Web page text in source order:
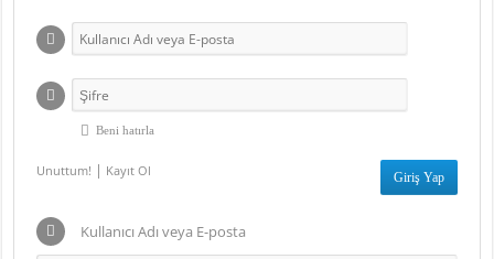
Beni hatırla
Unuttum! | Kayıt Ol
Kullanıcı Adı veya E-posta